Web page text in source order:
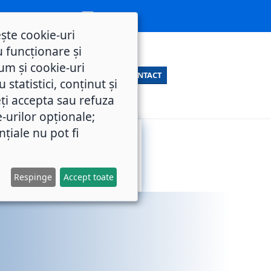
CONTACT
cookie-uri
funcționare și
și cookie-uri
statistici, conținut și
accepta sau refuza
urilor opționale;
nu pot fi
Respinge Accept toate